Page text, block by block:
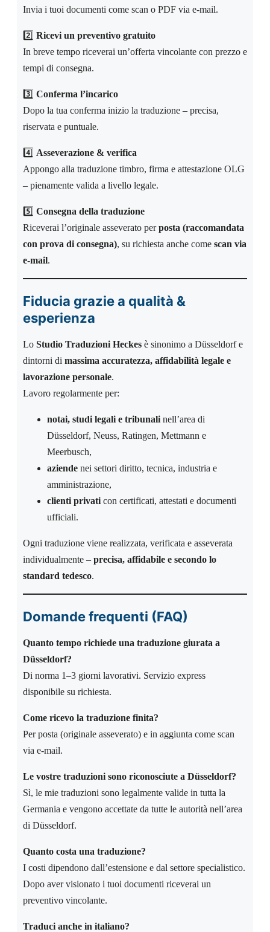
Invia i tuoi documenti come scan o PDF via e-mail.
2️⃣ Ricevi un preventivo gratuito
In breve tempo riceverai un’offerta vincolante con prezzo e
tempi di consegna.
3️⃣ Conferma l’incarico
Dopo la tua conferma inizio la traduzione – precisa,
riservata e puntuale.
4️⃣ Asseverazione & verifica
Appongo alla traduzione timbro, firma e attestazione OLG
– pienamente valida a livello legale.
5️⃣ Consegna della traduzione
Riceverai l’originale asseverato perposta (raccomandata
con prova di consegna), su richiesta anche come scan via
e-mail.
Fiducia grazie a qualità &
esperienza
Lo Studio Traduzioni Heckes è sinonimo a Düsseldorf e
dintorni di massima accuratezza, affidabilità legale e
lavorazione personale.
Lavoro regolarmente per:
notai, studi legali e tribunali nell’area di
Düsseldorf, Neuss, Ratingen, Mettmann e
Meerbusch,
aziende nei settori diritto, tecnica, industria e
amministrazione,
clienti privati con certificati, attestati e documenti
ufficiali.
Ogni traduzione viene realizzata, verificata e asseverata
individualmente – precisa, affidabile e secondo lo
standard tedesco.
Domande frequenti (FAQ)
Quanto tempo richiede una traduzione giurata a
Düsseldorf?
Di norma 1–3 giorni lavorativi. Servizio express
disponibile su richiesta.
Come ricevo la traduzione finita?
Per posta (originale asseverato) e in aggiunta come scan
via e-mail.
Le vostre traduzioni sono riconosciute a Düsseldorf?
Sì, le mie traduzioni sono legalmente valide in tutta la
Germania e vengono accettate da tutte le autorità nell’area
di Düsseldorf.
Quanto costa una traduzione?
I costi dipendono dall’estensione e dal settore specialistico.
Dopo aver visionato i tuoi documenti riceverai un
preventivo vincolante.
Traduci anche in italiano?